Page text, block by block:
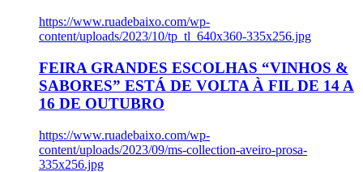
https://www.ruadebaixo.com/wp-
content/uploads/2023/10/tp_tl_640x360-335x256.jpg
FEIRA GRANDES ESCOLHAS “VINHOS &
SABORES” ESTÁ DE VOLTA À FIL DE 14 A
16 DE OUTUBRO
https://www.ruadebaixo.com/wp-
content/uploads/2023/09/ms-collection-aveiro-prosa-
335x256.jpg